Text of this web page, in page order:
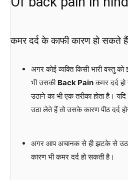
कमर दर्द के काफी कारण हो सकते
अगर कोई व्यक्ति किसी भारी वस्तु
भी उसकी Back Painकमर दर्द हो
उठाने का भी एक तरीका होता है।
उठा लेते हैं तो उसके कारण पीठ दर्द
अगर आप अचानक से ही झटके से
कारण भी कमर दर्द हो सकती है।